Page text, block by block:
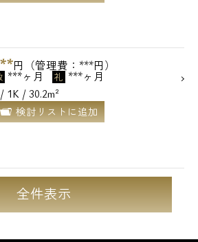
円（管理費：***円）
***ヶ月 礼 ***ヶ月
1K / 30.2m²
検討リストに追加
全件表示